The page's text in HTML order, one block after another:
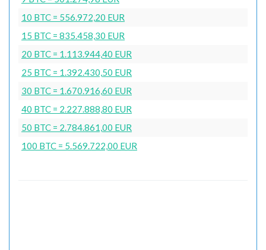
10 BTC = 556.972,20 EUR
15 BTC = 835.458,30 EUR
20 BTC = 1.113.944,40 EUR
25 BTC = 1.392.430,50 EUR
30 BTC = 1.670.916,60 EUR
40 BTC = 2.227.888,80 EUR
50 BTC = 2.784.861,00 EUR
100 BTC = 5.569.722,00 EUR